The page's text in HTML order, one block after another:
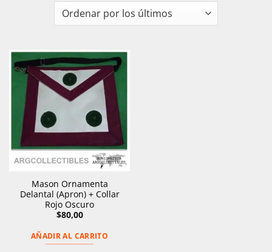
Mason Ornamenta
Delantal (Apron) + Collar
Rojo Oscuro
$80,00
AÑADIR AL CARRITO